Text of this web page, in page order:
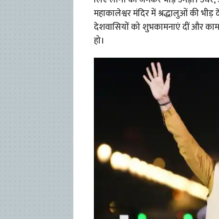
महाकालेश्वर मंदिर में श्रद्धालुओं की भीड़
देशवासियों को शुभकामनाएं दीं और
हो।